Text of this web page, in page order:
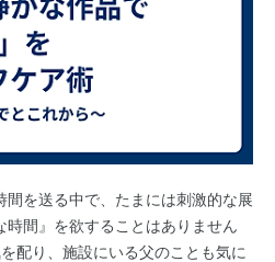
間を送る中で、たまには刺激的な展
間』を欲することはありません
配り、施設にいる父のことも気に